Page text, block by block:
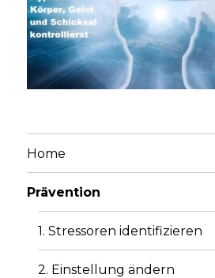
Home
Prävention
1. Stressoren identifizieren
2. Einstellung ändern